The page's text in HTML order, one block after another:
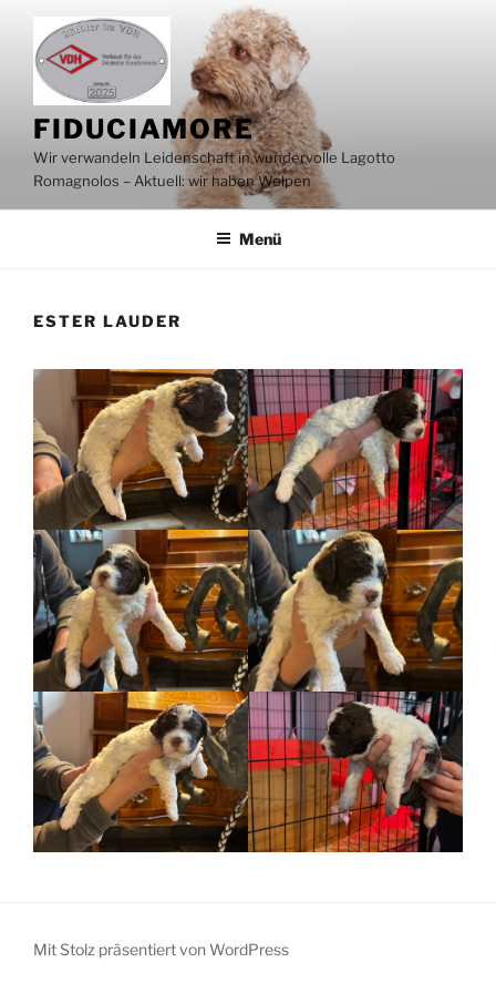
Inhalt
springen
FIDUCIAMORE
Wir verwandeln Leidenschaft in wundervolle Lagotto
Romagnolos – Aktuell: wir haben Welpen
Menü
ESTER LAUDER
Mit Stolz präsentiert von WordPress